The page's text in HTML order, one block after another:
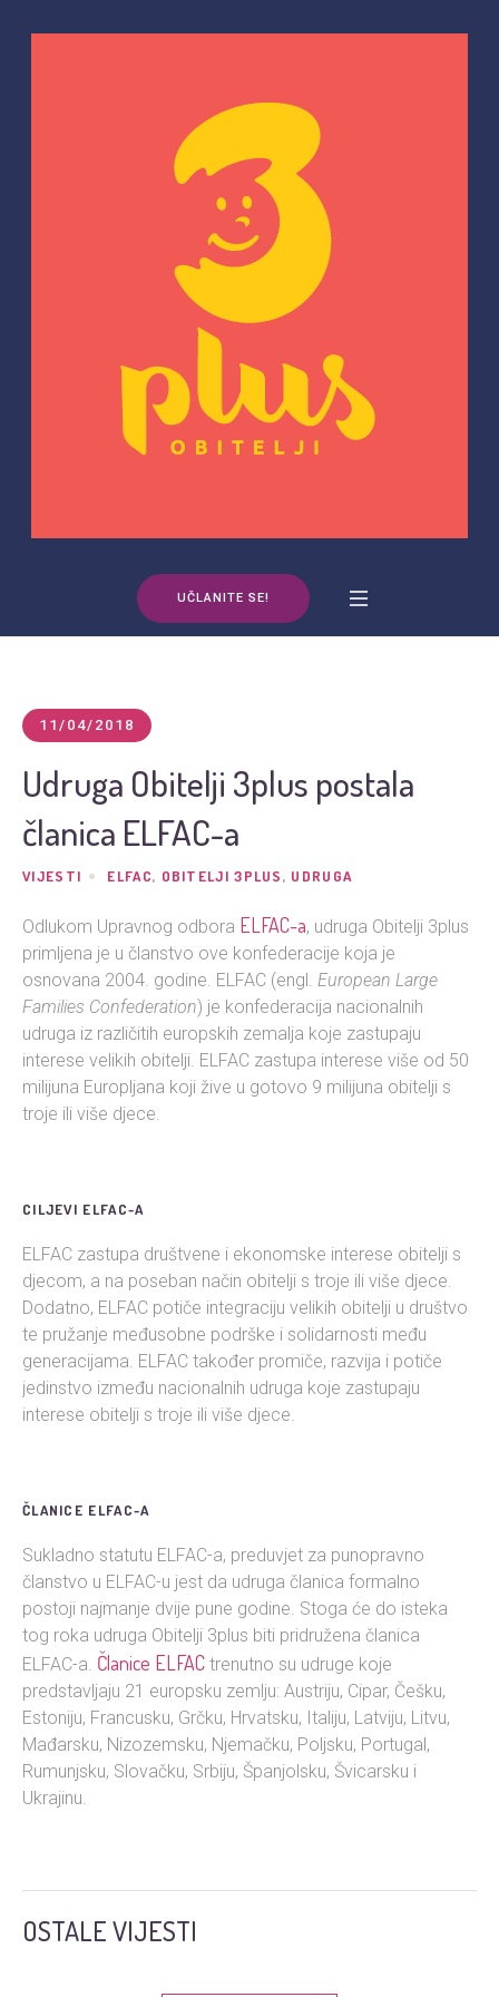
UČLANITE SE!
11/04/2018
Udruga Obitelji 3plus postala
članica ELFAC-a
VIJESTI ELFAC, OBITELJI 3PLUS, UDRUGA
Odlukom Upravnog odbora ELFAC-a, udruga Obitelji 3plus
primljena je u članstvo ove konfederacije koja je
osnovana 2004. godine. ELFAC (engl. European Large
Families Confederation) je konfederacija nacionalnih
udruga iz različitih europskih zemalja koje zastupaju
interese velikih obitelji. ELFAC zastupa interese više od 50
milijuna Europljana koji žive u gotovo 9 milijuna obitelji s
troje ili više djece.
CILJEVI ELFAC-A
ELFAC zastupa društvene i ekonomske interese obitelji s
djecom, a na poseban način obitelji s troje ili više djece.
Dodatno, ELFAC potiče integraciju velikih obitelji u društvo
te pružanje međusobne podrške i solidarnosti među
generacijama. ELFAC također promiče, razvija i potiče
jedinstvo između nacionalnih udruga koje zastupaju
interese obitelji s troje ili više djece.
ČLANICE ELFAC-A
Sukladno statutu ELFAC-a, preduvjet za punopravno
članstvo u ELFAC-u jest da udruga članica formalno
postoji najmanje dvije pune godine. Stoga će do isteka
tog roka udruga Obitelji 3plus biti pridružena članica
ELFAC-a. Članice ELFACtrenutno su udruge koje
predstavljaju 21 europsku zemlju: Austriju, Cipar, Češku,
Estoniju, Francusku, Grčku, Hrvatsku, Italiju, Latviju, Litvu,
Mađarsku, Nizozemsku, Njemačku, Poljsku, Portugal,
Rumunjsku, Slovačku, Srbiju, Španjolsku, Švicarsku i
Ukrajinu.
OSTALE VIJESTI